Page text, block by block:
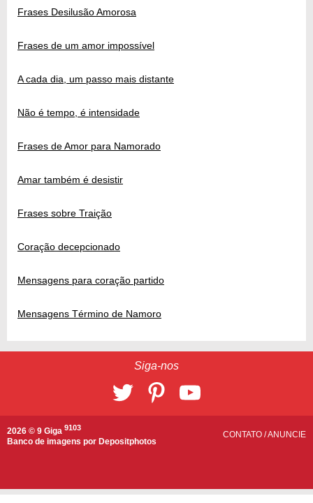
Frases Desilusão Amorosa
Frases de um amor impossível
A cada dia, um passo mais distante
Não é tempo, é intensidade
Frases de Amor para Namorado
Amar também é desistir
Frases sobre Traição
Coração decepcionado
Mensagens para coração partido
Mensagens Término de Namoro
Siga-nos
2026 © 9 Giga 9103
Banco de imagens por Depositphotos
CONTATO /ANUNCIE